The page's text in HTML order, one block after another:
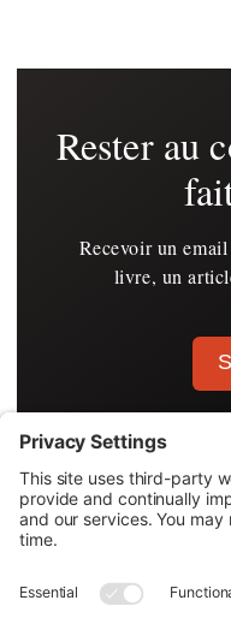
Rester au
Recevoir un
livre, un